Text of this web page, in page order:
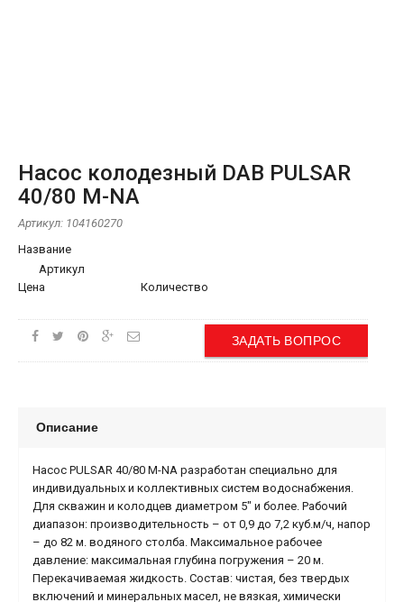
Насос колодезный DAB PULSAR
40/80 M-NA
Артикул: 104160270
Название
Артикул
Цена
Количество
ЗАДАТЬ ВОПРОС
Описание
Насос PULSAR 40/80 M-NA разработан специально для
индивидуальных и коллективных систем водоснабжения.
Для скважин и колодцев диаметром 5" и более. Рабочий
диапазон: производительность – от 0,9 до 7,2 куб.м/ч, напор
– до 82 м. водяного столба. Максимальное рабочее
давление: максимальная глубина погружения – 20 м.
Перекачиваемая жидкость. Состав: чистая, без твердых
включений и минеральных масел, не вязкая, химически